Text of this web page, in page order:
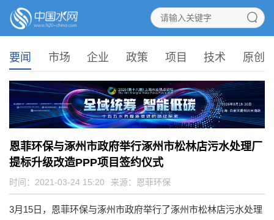
要闻 市场 企业 政策 项目 技术 原创
恩菲环保与涿州市政府举行涿州市松林店污水处理厂
提标升级改造PPP项目签约仪式
时间：2021-03-24 15:20 来源： 恩菲环保
3月15日，恩菲环保与涿州市政府举行了涿州市松林店污水处理